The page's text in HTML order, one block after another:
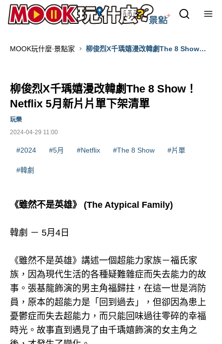
MOOK玩什麼‧景點家
柳俊烈X千瑀嬉漫改韓劇The 8 Show！
柳俊烈X千瑀嬉漫改韓劇The 8 Show！
Netflix 5月新片片單下架清單
2024-04-29 11:00
玩樂
#2024 #5月 #Netflix #The 8 Show #片單
#韓劇
《雖然不是英雄》 (The Atypical Family)
韓劇 － 5月4日
《雖然不是英雄》講述一個超能力家族－福氏家
族，因為現代生活的各種疑難雜症而失去能力的故
事。張基龍飾演的男主角福歸拄，在這一世是消防
員，原本的超能力是「回到過去」，但卻因為患上
憂鬱症而失去超能力，而只能回味過往零碎的幸福
時光。故事直到遇見了由千瑀嬉飾演的女主角之